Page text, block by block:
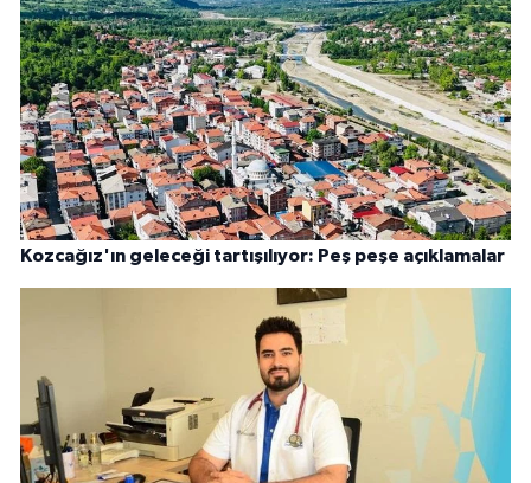
Kozcağız'ın geleceği tartışılıyor: Peş peşe açıklamalar